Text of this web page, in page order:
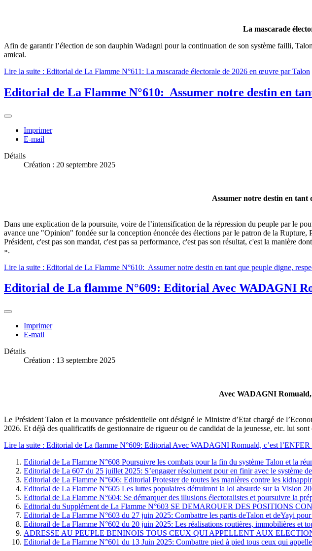
La mascarade
Afin de garantir l’élection de son dauphin Wadagni pour la continuation de son système failli,
amical.
Lire la suite : Editorial de La Flamme N°611: La mascarade électorale de 2026 en œuvre par Talon
Editorial de La Flamme N°610: Assumer notre destin en
Imprimer
E-mail
Détails
Création : 20 septembre 2025
Assumer notre destin en tant
Dans une explication de la poursuite, voire de l’intensification de la répression du peuple par le
avance une "Opinion" fondée sur la conception énoncée des élections par le patron de la
Président, c'est pas son mandat, c'est pas sa performance, c'est pas son résultat, c'est la manière
».
Lire la suite : Editorial de La Flamme N°610: Assumer notre destin en tant que peuple digne,
Editorial de La flamme N°609: Editorial Avec WADAGNI
Imprimer
E-mail
Détails
Création : 13 septembre 2025
Avec WADAGNI
Le Président Talon et la mouvance présidentielle ont désigné le Ministre d’Etat chargé de
2026. Et déjà des qualificatifs de gestionnaire de rigueur ou de candidat de la jeunesse, etc. lui sont
Lire la suite : Editorial de La flamme N°609: Editorial Avec WADAGNI Romuald, c’est
Editorial de La Flamme N°608 Poursuivre les combats pour la fin du système Talon et la
Editorial de La 607 du 25 juillet 2025: S’engager résolument pour en finir avec le système
Editorial de La Flamme N°606: Editorial Protester de toutes les manières contre les
Editorial de La Flamme N°605 Les luttes populaires détruiront la loi absurde sur la Vision
Editorial de La Flamme N°604: Se démarquer des illusions électoralistes et poursuivre la
Editorial du Supplément de La Flamme N°603 SE DEMARQUER DES POSITIONS
Editorial de La Flamme N°603 du 27 juin 2025: Combattre les partis deTalon et deYayi
Editorail de La Flamme N°602 du 20 juin 2025: Les réalisations routières, immobilières et
ADRESSE AU PEUPLE BENINOIS TOUS CEUX QUI APPELLENT AUX
Editorial de La Flamme N°601 du 13 Juin 2025: Combattre pied à pied tous ceux qui